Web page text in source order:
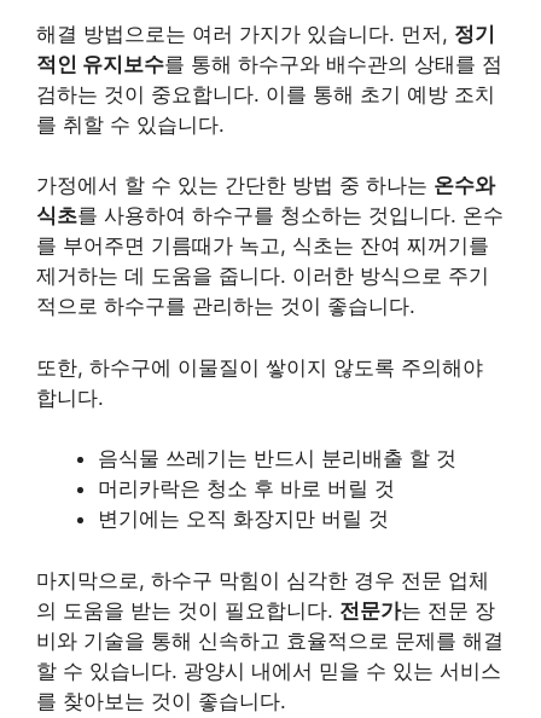
해결 방법으로는 여러 가지가 있습니다. 먼저, 정기
적인 유지보수를 통해 하수구와 배수관의 상태를 점
검하는 것이 중요합니다. 이를 통해 초기 예방 조치
를 취할 수 있습니다.
가정에서 할 수 있는 간단한 방법 중 하나는 온수와
식초를 사용하여 하수구를 청소하는 것입니다. 온수
를 부어주면 기름때가 녹고, 식초는 잔여 찌꺼기를
제거하는 데 도움을 줍니다. 이러한 방식으로 주기
적으로 하수구를 관리하는 것이 좋습니다.
또한, 하수구에 이물질이 쌓이지 않도록 주의해야
합니다.
음식물 쓰레기는 반드시 분리배출 할 것
머리카락은 청소 후 바로 버릴 것
변기에는 오직 화장지만 버릴 것
마지막으로, 하수구 막힘이 심각한 경우 전문 업체
의 도움을 받는 것이 필요합니다. 전문가는 전문 장
비와 기술을 통해 신속하고 효율적으로 문제를 해결
할 수 있습니다. 광양시 내에서 믿을 수 있는 서비스
를 찾아보는 것이 좋습니다.